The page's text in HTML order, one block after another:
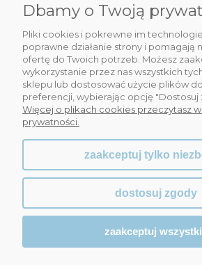
DLA CIEBIE
INFORMACJE
OBSŁUGA KLIENTA
WSPÓŁPRACA
Dbamy o Twoją
Pliki cookies i pokrewne im
poprawne działanie strony i pomagają
ofertę do Twoich potrzeb. Możesz
wykorzystanie przez nas wszystkich
sklepu lub dostosować użycie plików
preferencji, wybierając opcję "Dostosuj
Więcej o plikach cookies przeczytasz
prywatności.
zaakceptuj tylko
dostosuj zgody
zaakceptuj